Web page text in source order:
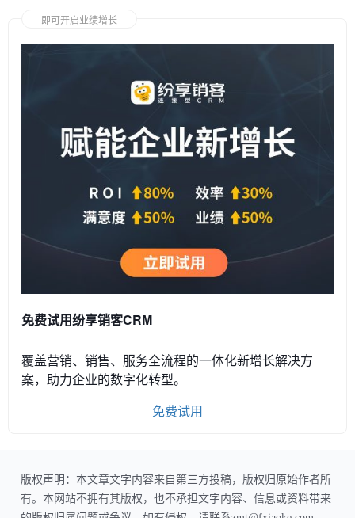
即可开启业绩增长
免费试用纷享销客CRM
覆盖营销、销售、服务全流程的一体化新增长解决方
案，助力企业的数字化转型。
免费试用
版权声明：本文章文字内容来自第三方投稿，版权归原始作者所
有。本网站不拥有其版权，也不承担文字内容、信息或资料带来